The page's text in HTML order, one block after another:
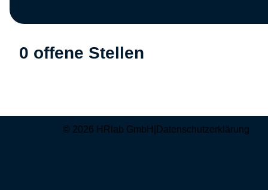
0 offene Stellen
© 2026 HRlab GmbH Datenschutzerklärung